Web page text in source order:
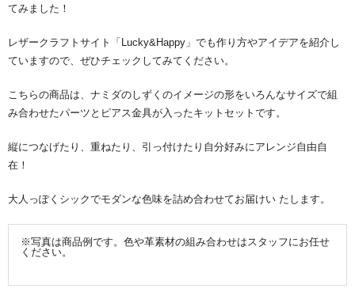
てみました！
レザークラフトサイト「Lucky&Happy」でも作り方やアイデアを紹介し
ていますので、ぜひチェックしてみてください。
こちらの商品は、ナミダのしずくのイメージの形をいろんなサイズで組
み合わせたパーツとピアス金具が入ったキットセットです。
縦につなげたり、重ねたり、引っ付けたり自分好みにアレンジ自由自
在！
大人っぽくシックでモダンな色味を詰め合わせてお届けい たします。
※写真は商品例です。色や革素材の組み合わせはスタッフにお任せ
ください。